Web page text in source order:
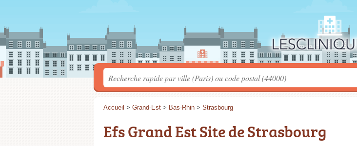
Accueil > Grand-Est > Bas-Rhin > Strasbourg
Efs Grand Est Site de Strasbourg